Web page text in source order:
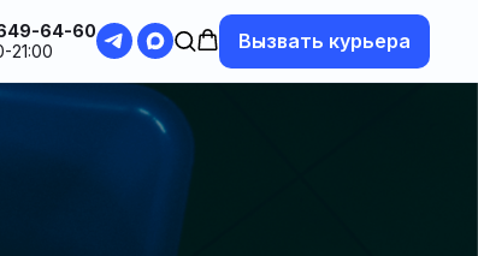
64-60
21:00
Вызвать курьера